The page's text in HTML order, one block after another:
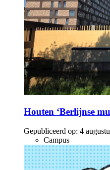
Houten ‘Berlijnse
Gepubliceerd op: 4
Campus